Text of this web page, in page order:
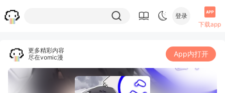
登录
下载app
更多精彩内容
尽在vomic漫
App内打开